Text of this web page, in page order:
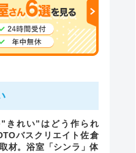
きれい”はどう作られ
バスクリエイト佐倉
材。浴室「シンラ」体